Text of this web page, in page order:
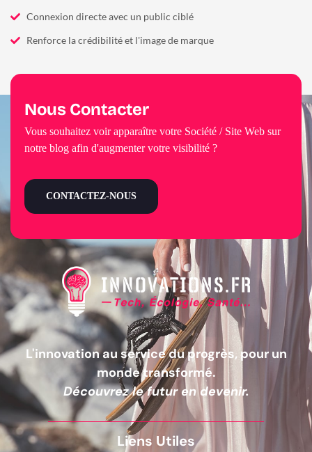
Connexion directe avec un public ciblé
Renforce la crédibilité et l'image de marque
L'innovation au service du progrès, pour un
monde transformé.
Découvrez le futur en devenir.
Liens Utiles
Nous Contacter
Vous souhaitez voir apparaître votre Société / Site Web sur
notre blog afin d'augmenter votre visibilité ?
CONTACTEZ-NOUS